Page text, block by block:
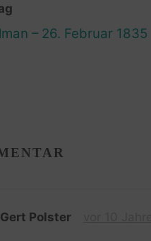
– 26. Februar 1835
Gert Polster